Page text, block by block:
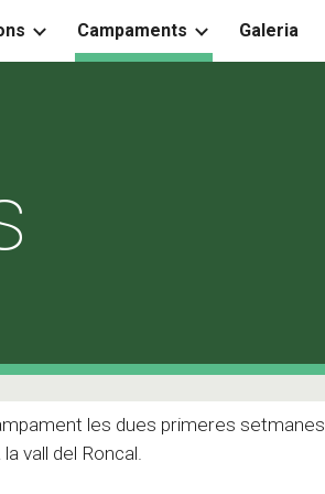
Campaments Galeria
les dues primeres setmanes
la vall del Roncal.